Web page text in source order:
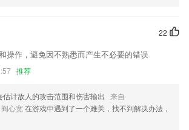
版的介绍，如果您喜欢这款软件，您可以到应用商
22
操作，避免因不熟悉而产生不必要的错误
推荐
估计敌人的攻击范围和伤害输出
来自
心宽在游戏中遇到了一个难关，找不到解决办法，